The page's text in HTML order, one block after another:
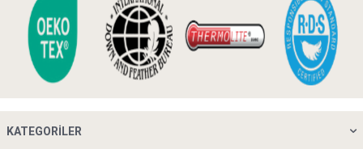
KATEGORILER